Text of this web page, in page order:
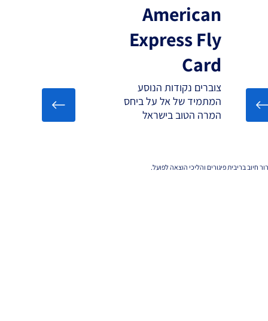
American
Express Fly
Card
צוברים נקודות הנוסע
המתמיד של אל על ביחס
המרה הטוב בישראל
בריבית פיגורים והליכי הוצאה לפועל.